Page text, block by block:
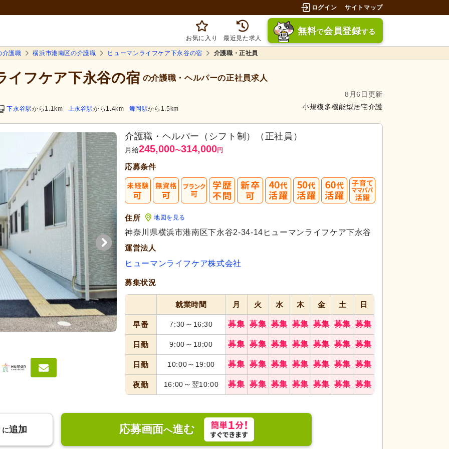
ログイン サイトマップ
お気に入り 最近見た求人
無料で会員登録する
介護職 横浜市港南区の介護職 ヒューマンライフケア下永谷の宿 介護職・正社員
イフケア下永谷の宿 の介護職・ヘルパーの正社員求人
8月6日更新
小規模多機能型居宅介護
下永谷駅から1.1km 上永谷駅から1.4km 舞岡駅から1.5km
介護職・ヘルパー（シフト制）（正社員）
月給245,000〜314,000円
応募条件
住所 地図を見る
神奈川県横浜市港南区下永谷2-34-14ヒューマンライフケア下永谷
運営法人
ヒューマンライフケア株式会社
募集状況
就業時間 月 火 水 木 金 土 日
早番 7:30 ～ 16:30 募集 募集 募集 募集 募集 募集 募集
日勤 9:00 ～ 18:00 募集 募集 募集 募集 募集 募集 募集
日勤 10:00～ 19:00 募集 募集 募集 募集 募集 募集 募集
夜勤 16:00 ～ 翌10:00 募集 募集 募集 募集 募集 募集 募集
に追加 応募画面へ進む